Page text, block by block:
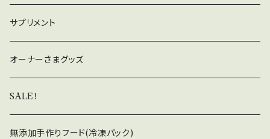
サプリメント
オーナーさまグッズ
SALE！
無添加手作りフード(冷凍パック)